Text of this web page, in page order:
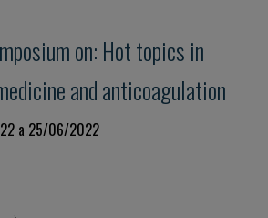
on: Hot topics in
and anticoagulation
a 25/06/2022